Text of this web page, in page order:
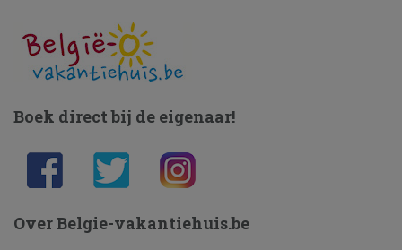
Boek direct bij de eigenaar!
Over Belgie-vakantiehuis.be